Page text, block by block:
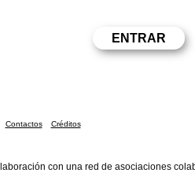
Contactos Créditos
con una red de asociaciones